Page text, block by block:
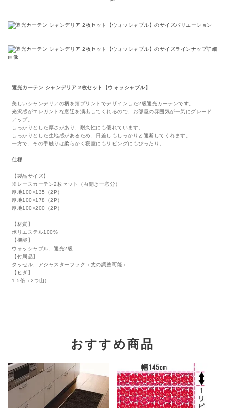
遮光カーテン シャンデリア 2枚セット【ウォッシャブル】
美しいシャンデリアの柄を箔プリントでデザインした2級遮光カーテンです。
光沢感がエレガントな窓辺を演出してくれるので、お部屋の雰囲気が一気にグレード
アップ。
しっかりとした厚さがあり、耐久性にも優れています。
しっかりとした生地感があるため、日差しもしっかりと遮断してくれます。
一方で、その手触りは柔らかく寝室にもリビングにもぴったり。
仕様
【製品サイズ】
※レースカーテン2枚セット（両開き一窓分）
厚地100×135（2P）
厚地100×178（2P）
厚地100×200（2P）
【材質】
ポリエステル100%
【機能】
ウォッシャブル、遮光2級
【付属品】
タッセル、アジャスターフック（丈の調整可能）
【ヒダ】
1.5倍（2つ山）
おすすめ商品